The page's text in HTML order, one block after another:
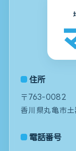
住所
〒763-0082
香川県丸亀市
電話番号